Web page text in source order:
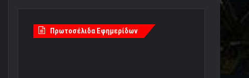
Πρωτοσέλιδα Εφημερίδων